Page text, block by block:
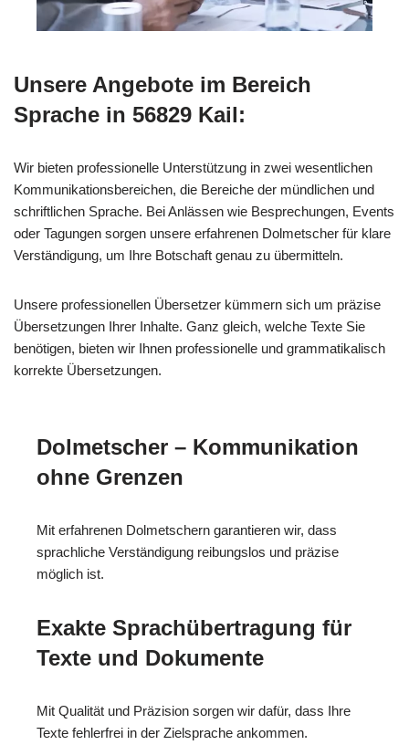
Unsere Angebote im Bereich
Sprache in 56829 Kail:
Wir bieten professionelle Unterstützung in zwei wesentlichen
Kommunikationsbereichen, die Bereiche der mündlichen und
schriftlichen Sprache. Bei Anlässen wie Besprechungen, Events
oder Tagungen sorgen unsere erfahrenen Dolmetscher für klare
Verständigung, um Ihre Botschaft genau zu übermitteln.
Unsere professionellen Übersetzer kümmern sich um präzise
Übersetzungen Ihrer Inhalte. Ganz gleich, welche Texte Sie
benötigen, bieten wir Ihnen professionelle und grammatikalisch
korrekte Übersetzungen.
Dolmetscher – Kommunikation
ohne Grenzen
Mit erfahrenen Dolmetschern garantieren wir, dass
sprachliche Verständigung reibungslos und präzise
möglich ist.
Exakte Sprachübertragung für
Texte und Dokumente
Mit Qualität und Präzision sorgen wir dafür, dass Ihre
Texte fehlerfrei in der Zielsprache ankommen.